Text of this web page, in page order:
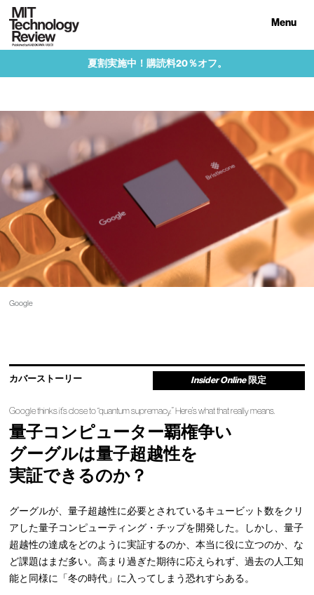
Menu
夏割実施中！購読料20％オフ。
Google
カバーストーリー Insider Online 限定
Google thinks it’s close to “quantum supremacy.” Here’s what that really means.
量子コンピューター覇権争い
グーグルは量子超越性を
実証できるのか？
グーグルが、量子超越性に必要とされているキュービット数をクリ
アした量子コンピューティング・チップを開発した。しかし、量子
超越性の達成をどのように実証するのか、本当に役に立つのか、な
ど課題はまだ多い。高まり過ぎた期待に応えられず、過去の人工知
能と同様に「冬の時代」に入ってしまう恐れすらある。